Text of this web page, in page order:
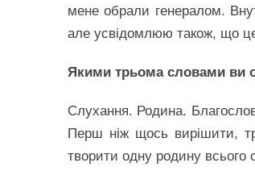
мене обрали генералом.
але усвідомлюю також, що це
Якими трьома словами ви
Слухання. Родина.
Перш ніж щось вирішити,
творити одну родину всього